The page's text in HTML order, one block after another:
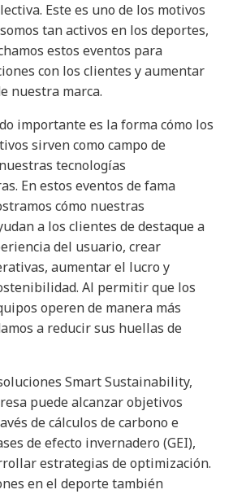
Este es uno de los motivos
tan activos en los deportes,
estos eventos para
con los clientes y aumentar
nuestra marca.
importante es la forma cómo los
sirven como campo de
tecnologías
En estos eventos de fama
cómo nuestras
a los clientes de destaque a
del usuario, crear
aumentar el lucro y
Al permitir que los
operen de manera más
a reducir sus huellas de
Smart Sustainability,
puede alcanzar objetivos
de cálculos de carbono e
de efecto invernadero (GEI),
estrategias de optimización.
en el deporte también